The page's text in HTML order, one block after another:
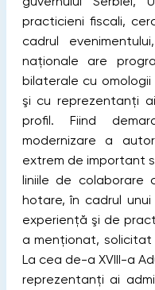
practicieni fiscali,
cadrul
naţionale are
bilaterale cu
şi cu reprezentanţi
profil. Fiind
modernizare a
extrem de important
liniile de colaborare
hotare, în cadrul
experienţă şi de
a menţionat, solicitat
La cea de-a XVIII-a
reprezentanţi ai